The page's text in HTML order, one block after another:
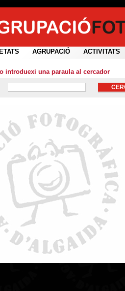
introduexi una paraula al cercador
AGRUPACIÓ ACTIVITATS